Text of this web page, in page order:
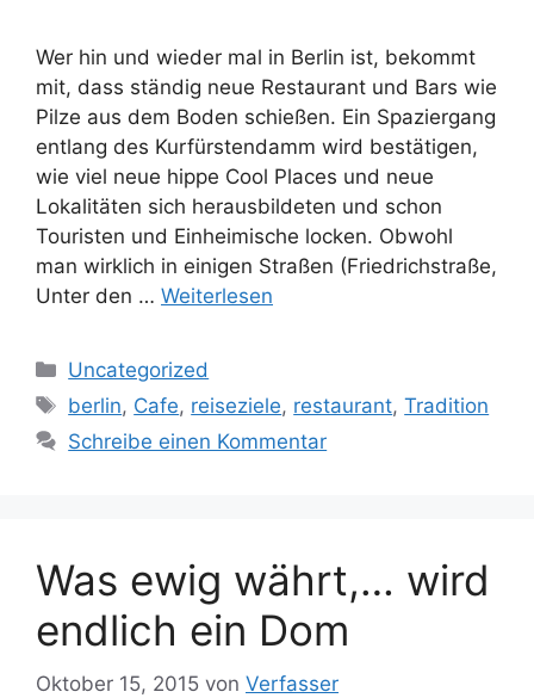
Wer hin und wieder mal in Berlin ist, bekommt
mit, dass ständig neue Restaurant und Bars wie
Pilze aus dem Boden schießen. Ein Spaziergang
entlang des Kurfürstendamm wird bestätigen,
wie viel neue hippe Cool Places und neue
Lokalitäten sich herausbildeten und schon
Touristen und Einheimische locken. Obwohl
man wirklich in einigen Straßen (Friedrichstraße,
Unter den … Weiterlesen
Kategorien
Uncategorized
Schlagwörter
berlin, Cafe, reiseziele, restaurant,Tradition
Schreibe einen Kommentar
Was ewig währt,… wird
endlich ein Dom
Oktober 15, 2015 von Verfasser